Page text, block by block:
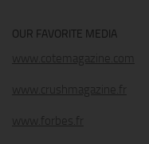
OUR FAVORITE MEDIA
www.cotemagazine.com
www.crushmagazine.fr
www.forbes.fr